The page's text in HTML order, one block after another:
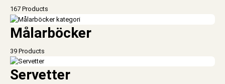
167 Products
Målarböcker
39 Products
Servetter